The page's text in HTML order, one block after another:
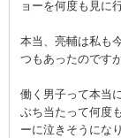
ョーを何度も見に
本当、亮輔は私も
つもあったのです
働く男子って本当
ぶち当たって何度
ーに泣きそうにな